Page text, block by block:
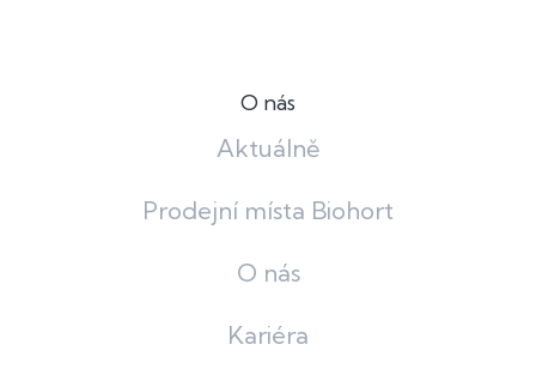
O nás
Aktuálně
Prodejní místa Biohort
O nás
Kariéra